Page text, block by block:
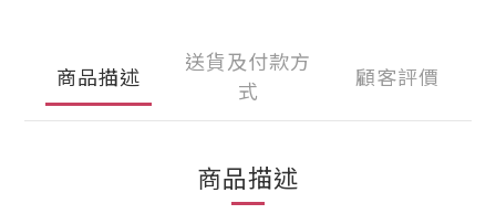
商品描述
送貨及付款方
式
顧客評價
商品描述